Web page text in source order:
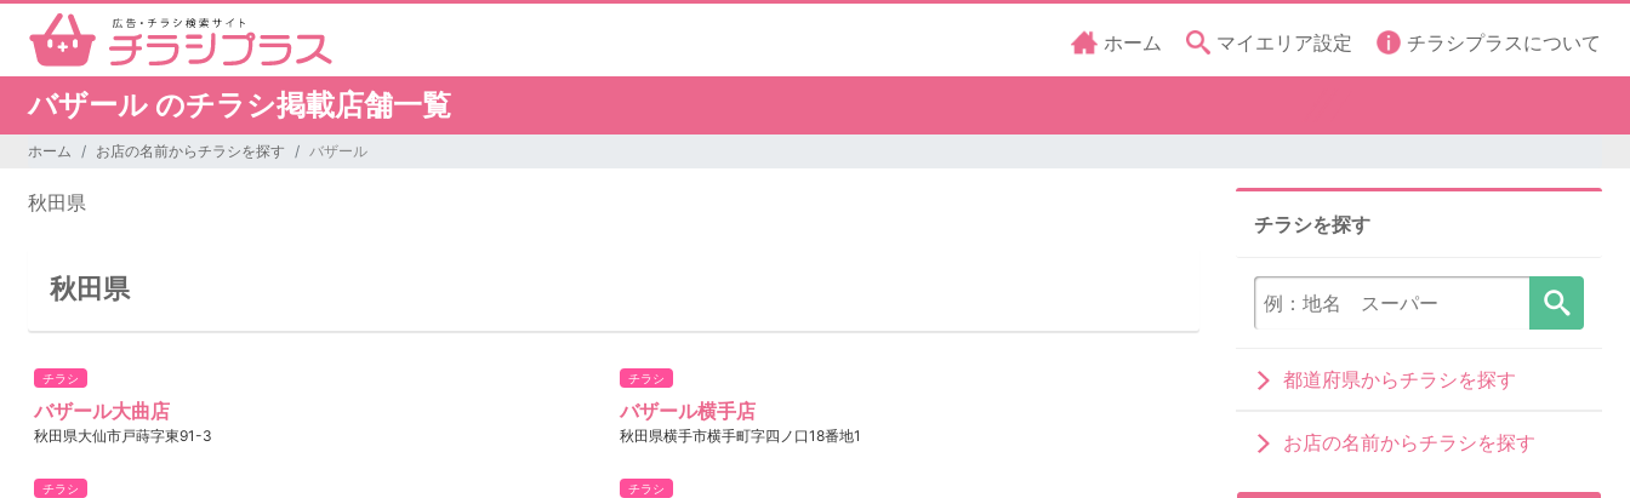
ホーム マイエリア設定 チラシプラスについて
バザール のチラシ掲載店舗一覧
ホーム お店の名前からチラシを探す バザール
秋田県
秋田県
チラシ
バザール大曲店
秋田県大仙市戸蒔字東91-3
チラシ
バザール横手店
秋田県横手市横手町字四ノ口18番地1
チラシ チラシ
チラシを探す
都道府県からチラシを探す
お店の名前からチラシを探す